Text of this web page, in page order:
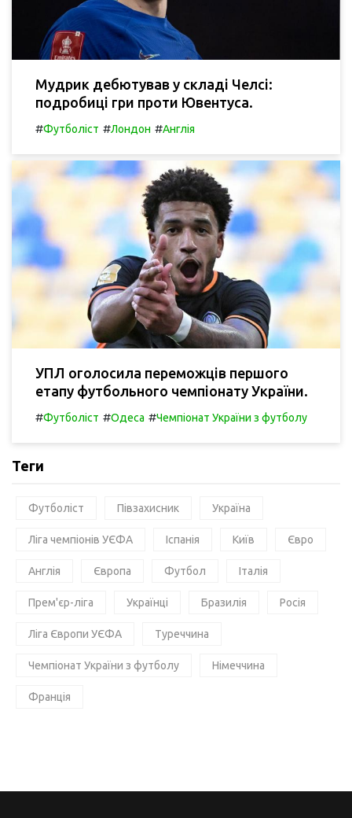
Мудрик дебютував у складі Челсі:
подробиці гри проти Ювентуса.
#Футболіст #Лондон #Англія
УПЛ оголосила переможців першого
етапу футбольного чемпіонату України.
#Футболіст #Одеса #Чемпіонат України з футболу
Теги
Футболіст Півзахисник Україна
Ліга чемпіонів УЄФА Іспанія Київ Євро
Англія Європа Футбол Італія
Прем'єр-ліга Українці Бразилія Росія
Ліга Європи УЄФА Туреччина
Чемпіонат України з футболу Німеччина
Франція